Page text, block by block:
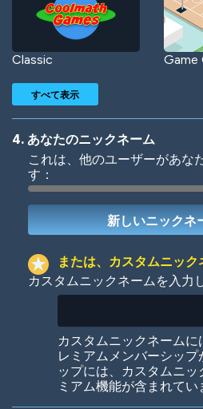
Classic Game
Woof
Colorful
すべて表示
4. あなたのニックネーム
これは、他のユーザーがあな
す：
または、カスタムニッ
カスタムニックネームを入力
カスタムニックネーム
レミアムメンバーシッ
ップには、カスタムニ
ミアム機能が含まれてい